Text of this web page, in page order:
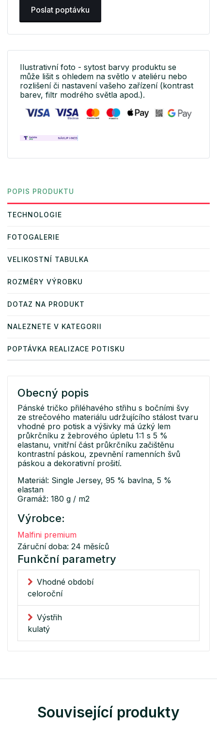
Poslat poptávku
Ilustrativní foto - sytost barvy produktu se
může lišit s ohledem na světlo v ateliéru nebo
rozlišení či nastavení vašeho zařízení (kontrast
barev, filtr modrého světla apod.).
POPIS PRODUKTU
TECHNOLOGIE
FOTOGALERIE
VELIKOSTNÍ TABULKA
ROZMĚRY VÝROBKU
DOTAZ NA PRODUKT
NALEZNETE V KATEGORII
POPTÁVKA REALIZACE POTISKU
Obecný popis
Pánské tričko přiléhavého střihu s bočními švy
ze strečového materiálu udržujícího stálost tvaru
vhodné pro potisk a výšivky má úzký lem
průkrčníku z žebrového úpletu 1:1 s 5 %
elastanu, vnitřní část průkrčníku začištěnu
kontrastní páskou, zpevnění ramenních švů
páskou a dekorativní prošití.
Materiál: Single Jersey, 95 % bavlna, 5 %
elastan
Gramáž: 180 g / m2
Výrobce:
Malfini premium
Záruční doba: 24 měsíců
Funkční parametry
Vhodné období
celoroční
Výstřih
kulatý
Související produkty